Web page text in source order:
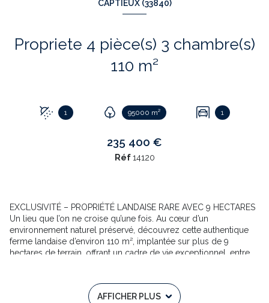
CAPTIEUX (33840)
Propriete 4 pièce(s) 3 chambre(s)
110 m²
1 95000 m² 1
235 400 €
Réf14120
EXCLUSIVITÉ – PROPRIÉTÉ LANDAISE RARE AVEC 9 HECTARES
Un lieu que l’on ne croise qu’une fois. Au cœur d’un
environnement naturel préservé, découvrez cette authentique
ferme landaise d’environ 110 m², implantée sur plus de 9
hectares de terrain, offrant un cadre de vie exceptionnel, entre
espace invite à la déconnexion. Un bien idéal pour les
amoureux de grands espaces, de tranquillité et de projets de
AFFICHER PLUS